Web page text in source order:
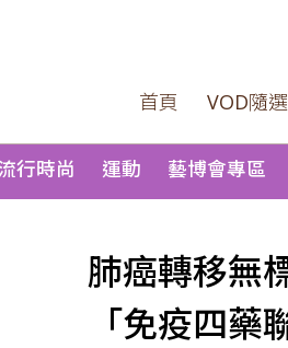
首頁 VOD隨選
行時尚 運動 藝博會專區
肺癌轉移無
「免疫四藥